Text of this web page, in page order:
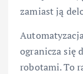
zamiast ją
ogranicza się
robotami. To